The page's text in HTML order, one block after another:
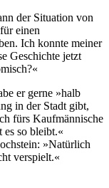
der Situation von
einen
Ich konnte meiner
Geschichte jetzt
er gerne »halb
in der Stadt gibt,
fürs Kaufmännische
so bleibt.«
»Natürlich
verspielt.«